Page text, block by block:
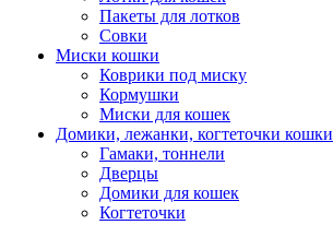
Пакеты для лотков
Совки
Миски кошки
Коврики под миску
Кормушки
Миски для кошек
Домики, лежанки, когтеточки кошки
Гамаки, тоннели
Дверцы
Домики для кошек
Когтеточки